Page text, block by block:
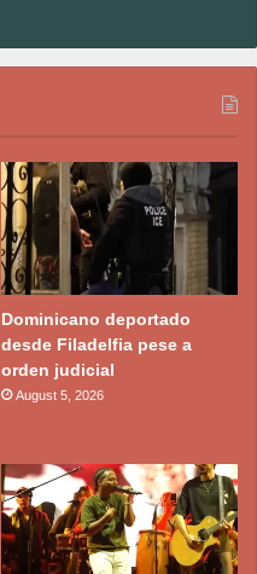
Dominicano deportado
desde Filadelfia pese a
orden judicial
August 5, 2026